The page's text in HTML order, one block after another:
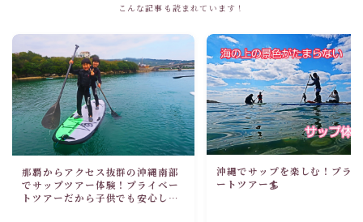
こんな記事も読まれています！
那覇からアクセス抜群の沖縄南部
でサップツアー体験！プライベー
トツアーだから子供でも安心して
沖縄でサップを楽しむ！プラ
ートツアー🏄